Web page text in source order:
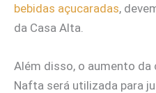
bebidas açucaradas,
da Casa Alta.
Além disso, o aumento
Nafta será utilizada para